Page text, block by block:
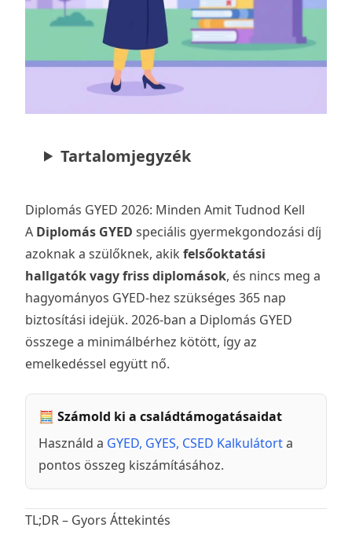
Tartalomjegyzék
Diplomás GYED 2026: Minden Amit Tudnod Kell
A Diplomás GYED speciális gyermekgondozási díj
azoknak a szülőknek, akik felsőoktatási
hallgatók vagy friss diplomások, és nincs meg a
hagyományos GYED-hez szükséges 365 nap
biztosítási idejük. 2026-ban a Diplomás GYED
összege a minimálbérhez kötött, így az
emelkedéssel együtt nő.
🧮 Számold ki a családtámogatásaidat
Használd a GYED, GYES, CSED Kalkulátorta
pontos összeg kiszámításához.
TL;DR – Gyors Áttekintés